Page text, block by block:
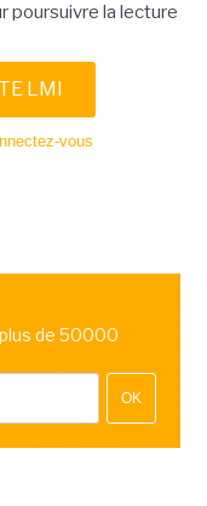
poursuivre la lecture
LMI
vous
de 50000
OK